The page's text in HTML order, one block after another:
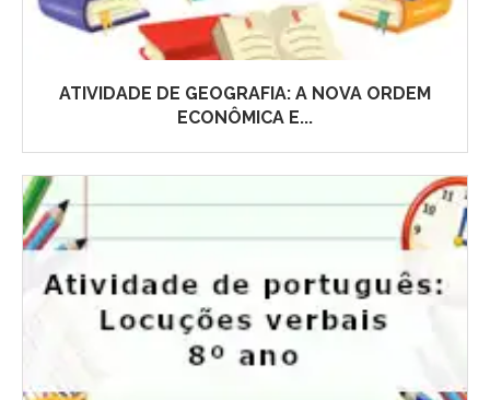
ATIVIDADE DE GEOGRAFIA: A NOVA ORDEM
ECONÔMICA E...